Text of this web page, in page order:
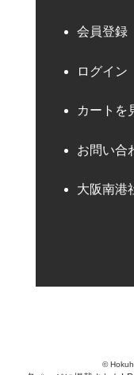
会員登録
ログイン
カートを
お問い合
大阪南港
©